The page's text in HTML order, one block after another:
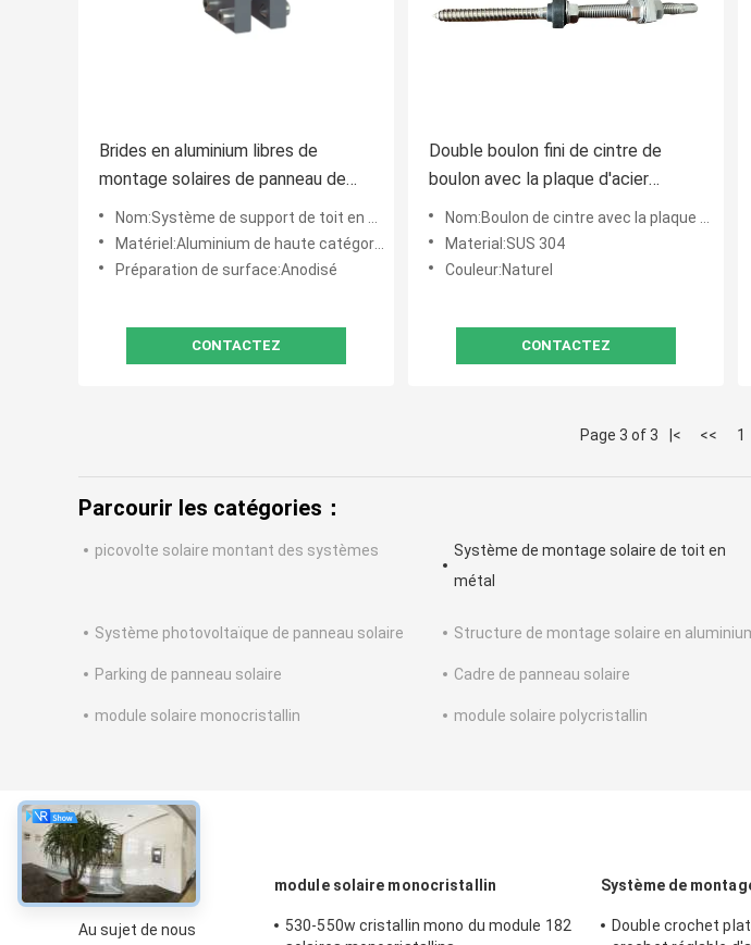
Brides en aluminium libres de
montage solaires de panneau de
rouille de système de toit en métal
de bride de couture
Nom:Système de support de toit en métal de bride de couture
Matériel:Aluminium de haute catégorie et matériel A2-70
Préparation de surface:Anodisé
CONTACTEZ
Double boulon fini de cintre de
boulon avec la plaque d'acier
inoxydable pour le toit en métal
avec le purlin en bois
Nom:Boulon de cintre avec la plaque d'acier inoxydable
Material:SUS 304
Couleur:Naturel
CONTACTEZ
Page 3 of 3 |< << 1
Parcourir les catégories：
picovolte solaire montant des systèmes
Système de montage solaire de toit en
métal
Système photovoltaïque de panneau solaire Structure de montage solaire en
Parking de panneau solaire Cadre de panneau solaire
module solaire monocristallin module solaire polycristallin
À propos
Au sujet de nous
module solaire monocristallin
530-550w cristallin mono du module 182
Système de
Double crochet